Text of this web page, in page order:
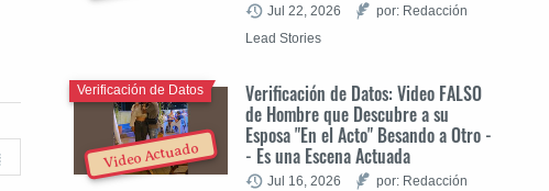
Jul 22, 2026
por: Redacción
Lead Stories
Video Actuado
Verificación de Datos: Video FALSO
de Hombre que Descubre a su
Esposa "En el Acto" Besando a Otro -
- Es una Escena Actuada
Verificación de Datos
Jul 16, 2026
por: Redacción